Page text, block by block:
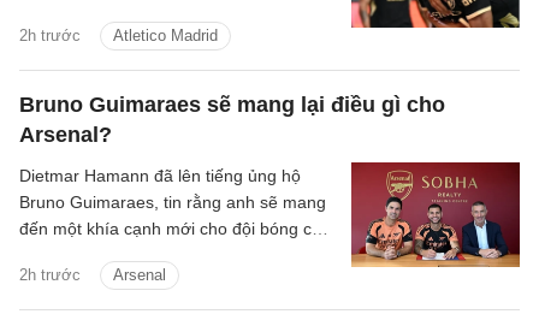
2h trước Atletico Madrid
anh.
Bruno Guimaraes sẽ mang lại điều gì cho
Arsenal?
2h trước Arsenal
Dietmar Hamann đã lên tiếng ủng hộ
Bruno Guimaraes, tin rằng anh sẽ mang
đến một khía cạnh mới cho đội bóng của